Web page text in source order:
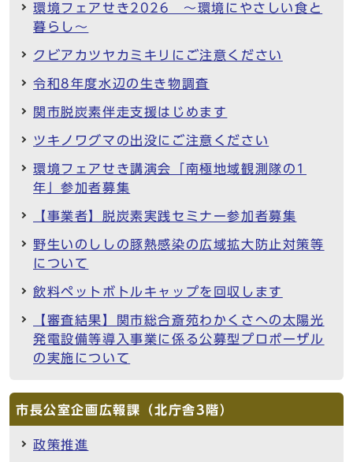
環境フェアせき2026 ～環境にやさしい食と
暮らし～
クビアカツヤカミキリにご注意ください
令和8年度水辺の生き物調査
関市脱炭素伴走支援はじめます
ツキノワグマの出没にご注意ください
環境フェアせき講演会「南極地域観測隊の1
年」参加者募集
【事業者】脱炭素実践セミナー参加者募集
野生いのししの豚熱感染の広域拡大防止対策等
について
飲料ペットボトルキャップを回収します
【審査結果】関市総合斎苑わかくさへの太陽光
発電設備等導入事業に係る公募型プロポーザル
の実施について
市長公室企画広報課（北庁舎3階）
政策推進